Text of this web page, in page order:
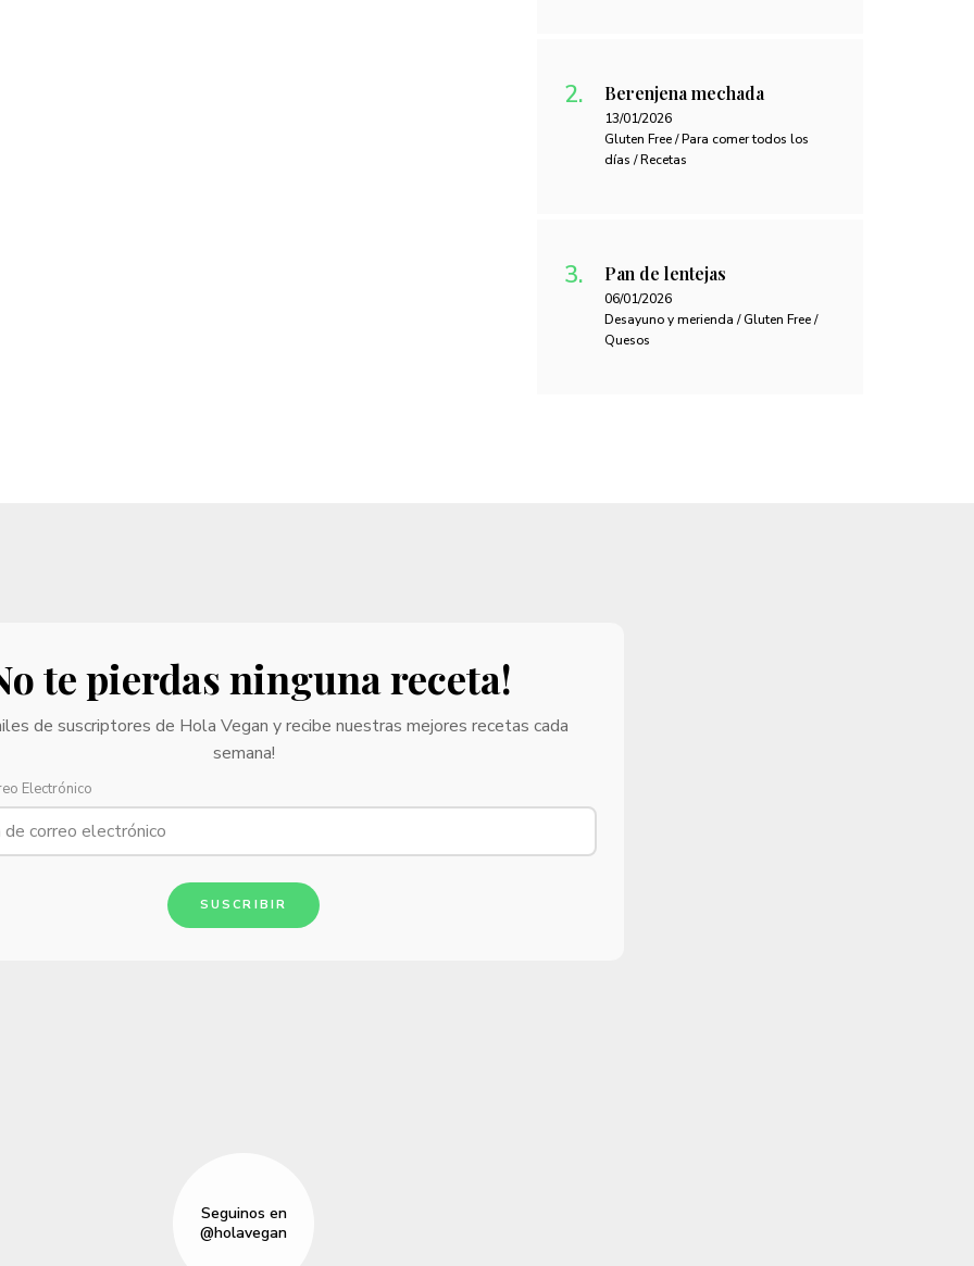
Berenjena mechada
13/01/2026
Gluten Free / Para comer todos los
días / Recetas
Pan de lentejas
06/01/2026
Desayuno y merienda / Gluten Free /
Quesos
te pierdas ninguna receta!
de suscriptores de Hola Vegan y recibe nuestras mejores recetas cada
semana!
Electrónico
SUSCRIBIR
Seguinos en
@holavegan